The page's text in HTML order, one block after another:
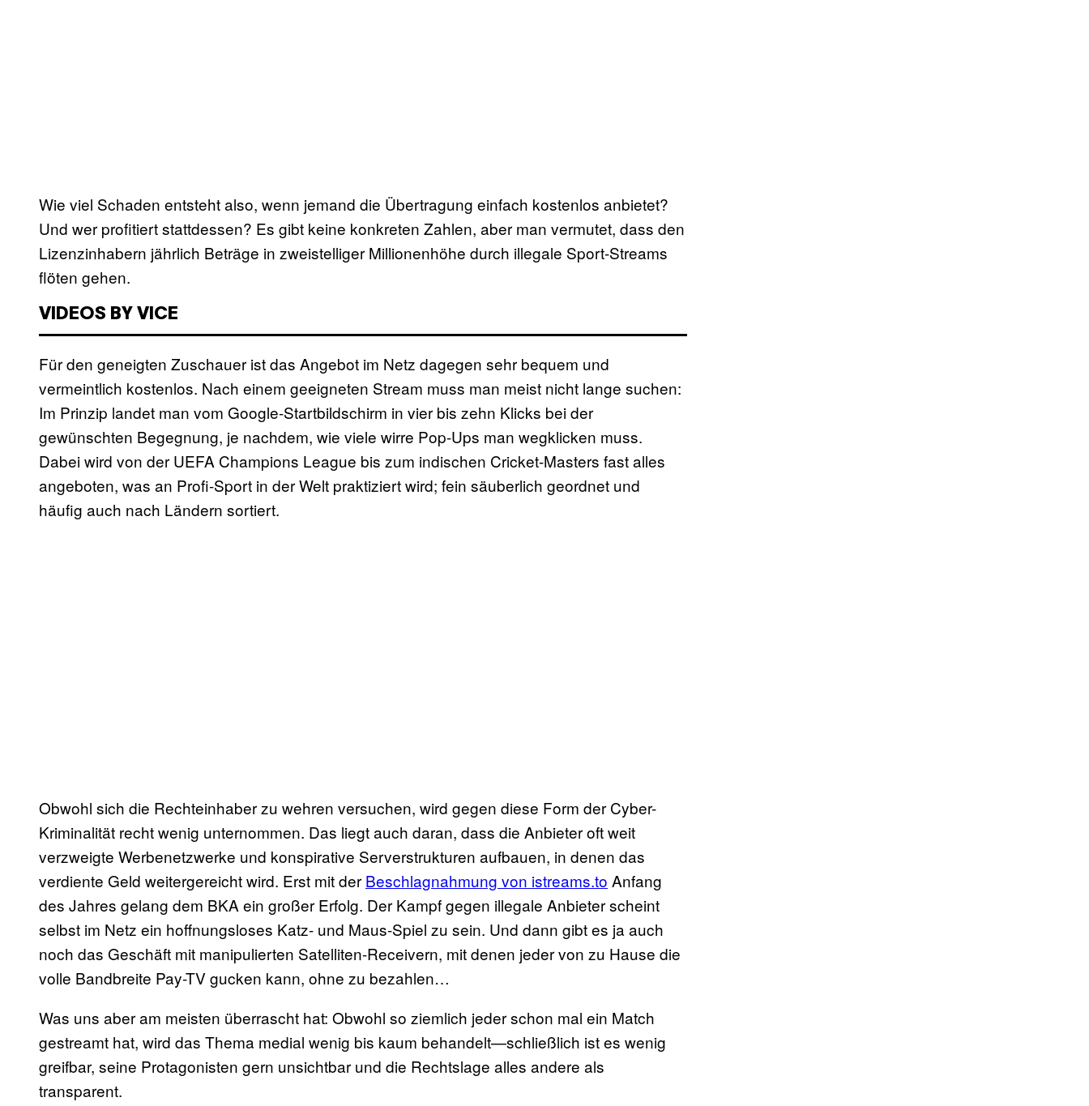
Wie viel Schaden entsteht also, wenn jemand die Übertragung einfach kostenlos anbietet?
Und wer profitiert stattdessen? Es gibt keine konkreten Zahlen, aber man vermutet, dass den
Lizenzinhabern jährlich Beträge in zweistelliger Millionenhöhe durch illegale Sport-Streams
flöten gehen.
VIDEOS BY VICE
Für den geneigten Zuschauer ist das Angebot im Netz dagegen sehr bequem und
vermeintlich kostenlos. Nach einem geeigneten Stream muss man meist nicht lange suchen:
Im Prinzip landet man vom Google-Startbildschirm in vier bis zehn Klicks bei der
gewünschten Begegnung, je nachdem, wie viele wirre Pop-Ups man wegklicken muss.
Dabei wird von der UEFA Champions League bis zum indischen Cricket-Masters fast alles
angeboten, was an Profi-Sport in der Welt praktiziert wird; fein säuberlich geordnet und
häufig auch nach Ländern sortiert.
Obwohl sich die Rechteinhaber zu wehren versuchen, wird gegen diese Form der Cyber-
Kriminalität recht wenig unternommen. Das liegt auch daran, dass die Anbieter oft weit
verzweigte Werbenetzwerke und konspirative Serverstrukturen aufbauen, in denen das
verdiente Geld weitergereicht wird. Erst mit der Beschlagnahmung von istreams.to Anfang
des Jahres gelang dem BKA ein großer Erfolg. Der Kampf gegen illegale Anbieter scheint
selbst im Netz ein hoffnungsloses Katz- und Maus-Spiel zu sein. Und dann gibt es ja auch
noch das Geschäft mit manipulierten Satelliten-Receivern, mit denen jeder von zu Hause die
volle Bandbreite Pay-TV gucken kann, ohne zu bezahlen…
Was uns aber am meisten überrascht hat: Obwohl so ziemlich jeder schon mal ein Match
gestreamt hat, wird das Thema medial wenig bis kaum behandelt—schließlich ist es wenig
greifbar, seine Protagonisten gern unsichtbar und die Rechtslage alles andere als
transparent.